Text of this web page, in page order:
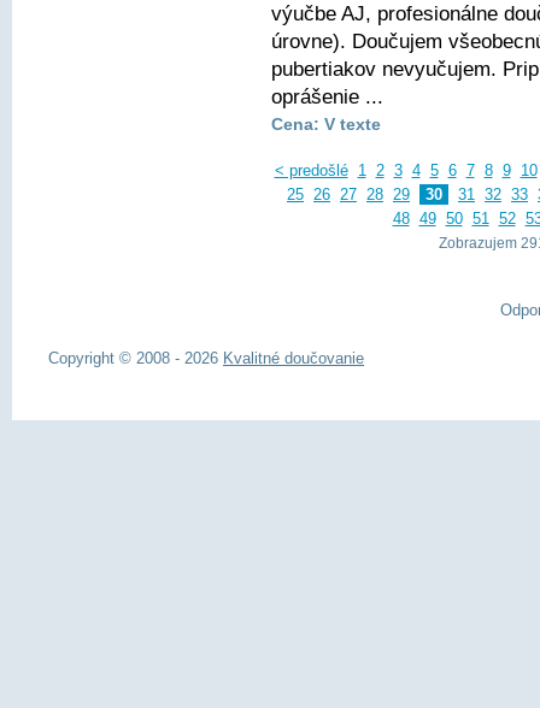
výučbe AJ, profesionálne
úrovne). Doučujem
pubertiakov nevyučujem.
oprášenie ...
Cena: V texte
< predošlé 1 2 3 4 5 6 7 8 9
10
25 26 27 28 29 30 31 32 33
48 49 50 51 52
Zobrazujem
Copyright © 2008 - 2026 Kvalitné doučovanie